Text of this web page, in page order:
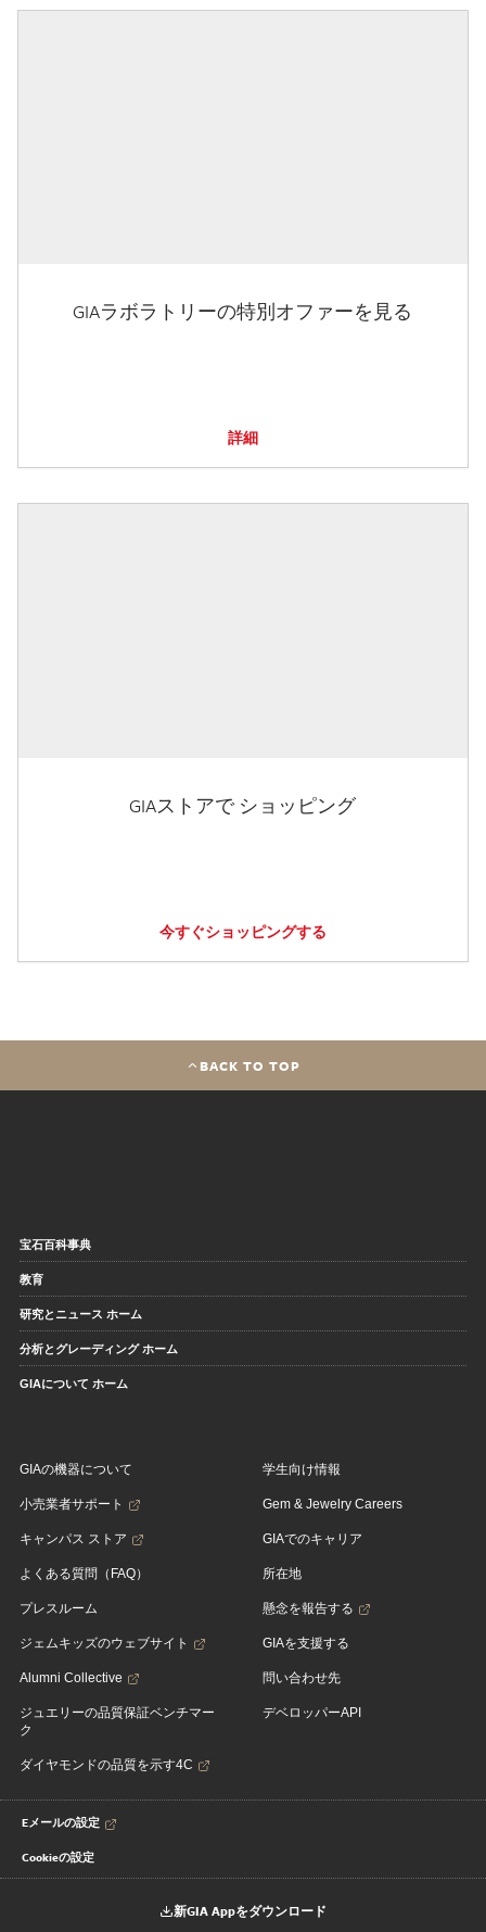
GIAラボラトリーの特別オファーを見る
詳細
GIAストアで ショッピング
今すぐショッピングする
BACK TO TOP
宝石百科事典
教育
研究とニュース ホーム
分析とグレーディング ホーム
GIAについて ホーム
GIAの機器について
小売業者サポート
キャンパス ストア
よくある質問（FAQ）
プレスルーム
ジェムキッズのウェブサイト
Alumni Collective
ジュエリーの品質保証ベンチマー
ク
ダイヤモンドの品質を示す4C
学生向け情報
Gem & Jewelry Careers
GIAでのキャリア
所在地
懸念を報告する
GIAを支援する
問い合わせ先
デベロッパーAPI
Eメールの設定
Cookieの設定
新GIA Appをダウンロード